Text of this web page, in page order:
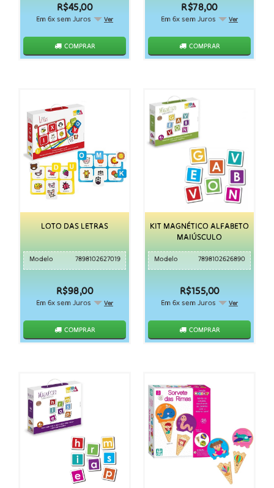
R$45,00
Em 6x sem Juros Ver
COMPRAR
R$78,00
Em 6x sem Juros Ver
COMPRAR
LOTO DAS LETRAS
Modelo 7898102627019
R$98,00
Em 6x sem Juros Ver
COMPRAR
KIT MAGNÉTICO ALFABETO
MAIÚSCULO
Modelo 7898102626890
R$155,00
Em 6x sem Juros Ver
COMPRAR